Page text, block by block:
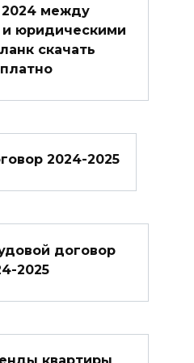
2024 между
юридическими
скачать
2024-2025
договор
2025
квартиры